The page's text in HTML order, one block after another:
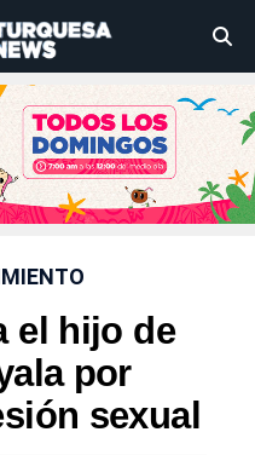
el hijo de
por
sexual